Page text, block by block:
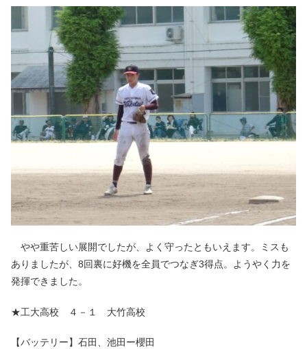
やや重苦しい展開でしたが、よく守ったともいえます。ミスも
ありましたが、8回裏に好機を全員でつなぎ3得点。ようやく力を
発揮できました。
★工大高校 ４－１ 大竹高校
【バッテリー】石田、池田ー櫻田